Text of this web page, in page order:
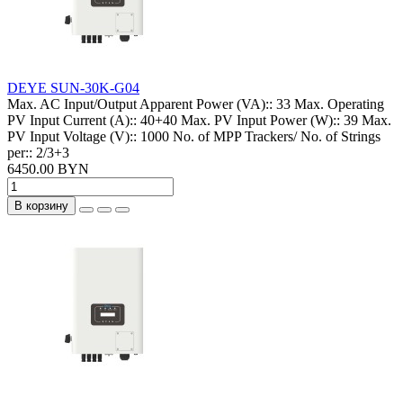
DEYE SUN-30K-G04
Max. AC Input/Output Apparent Power (VA):: 33 Max. Operating
PV Input Current (A):: 40+40 Max. PV Input Power (W):: 39 Max.
PV Input Voltage (V):: 1000 No. of MPP Trackers/ No. of Strings
per:: 2/3+3
6450.00 BYN
В корзину